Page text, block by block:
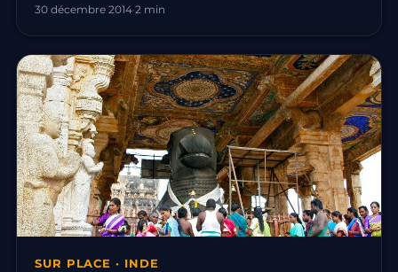
30 décembre 2014·2 min
SUR PLACE · INDE